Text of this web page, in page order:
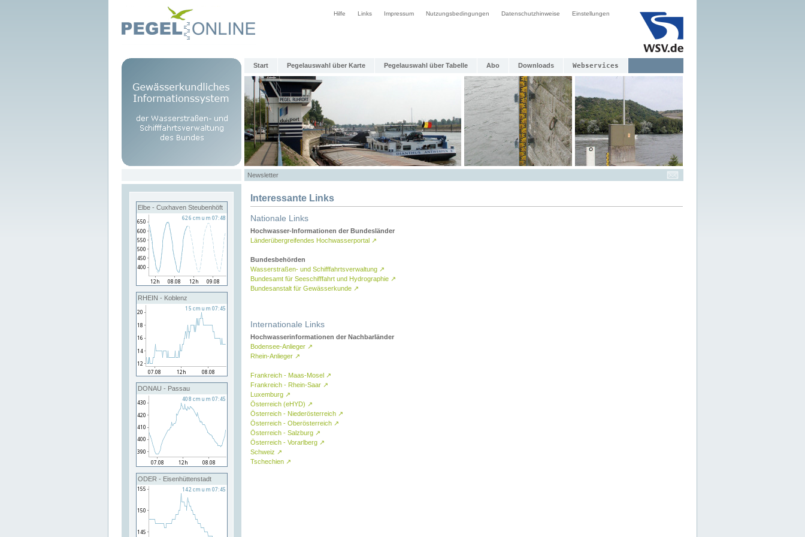
Hilfe Links Impressum Nutzungsbedingungen Datenschutzhinweise Einstellungen
Start Pegelauswahl über Karte Pegelauswahl über Tabelle Abo Downloads Webservices
Newsletter
Elbe - Cuxhaven Steubenhöft
RHEIN - Koblenz
DONAU - Passau
ODER - Eisenhüttenstadt
Interessante Links
Nationale Links
Hochwasser-Informationen der Bundesländer
Länderübergreifendes Hochwasserportal ↗
Bundesbehörden
Wasserstraßen- und Schifffahrtsverwaltung ↗
Bundesamt für Seeschifffahrt und Hydrographie ↗
Bundesanstalt für Gewässerkunde ↗
Internationale Links
Hochwasserinformationen der Nachbarländer
Bodensee-Anlieger ↗
Rhein-Anlieger ↗
Frankreich - Maas-Mosel ↗
Frankreich - Rhein-Saar ↗
Luxemburg ↗
Österreich (eHYD) ↗
Österreich - Niederösterreich ↗
Österreich - Oberösterreich ↗
Österreich - Salzburg ↗
Österreich - Vorarlberg ↗
Schweiz ↗
Tschechien ↗